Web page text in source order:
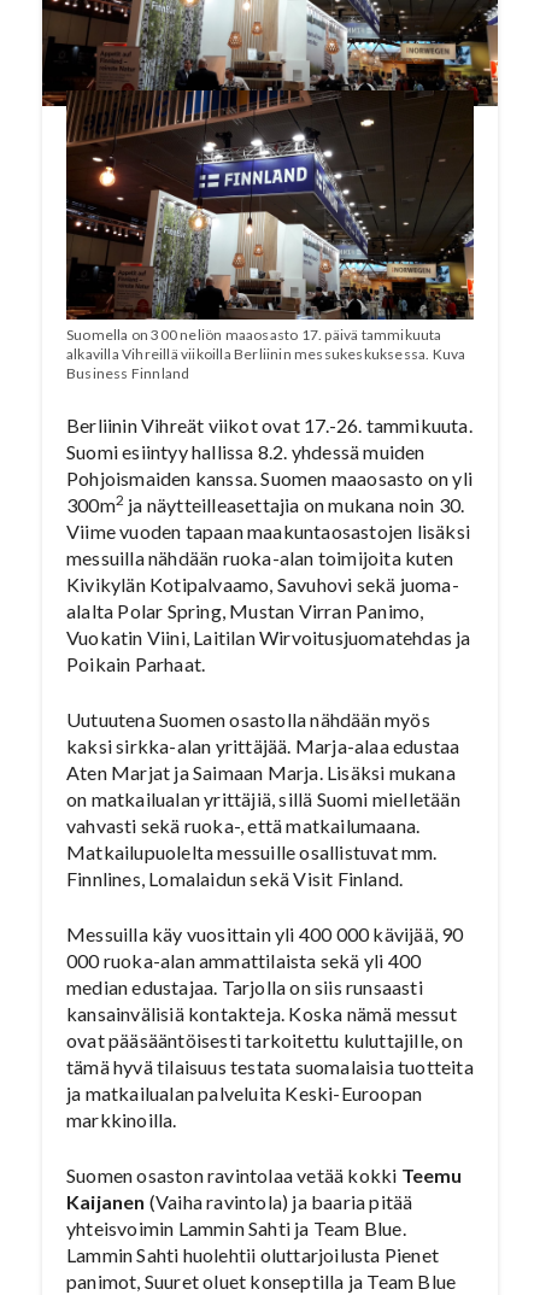
From Finland, Visit Finland, MTK, SLC sekä
Maa- ja Metsätalousministeriö.
Suomella on 300 neliön maaosasto 17. päivä tammikuuta
alkavilla Vihreillä viikoilla Berliinin messukeskuksessa. Kuva
Business Finnland
Berliinin Vihreät viikot ovat 17.-26. tammikuuta.
Suomi esiintyy hallissa 8.2. yhdessä muiden
Pohjoismaiden kanssa. Suomen maaosasto on yli
300m2 ja näytteilleasettajia on mukana noin 30.
Viime vuoden tapaan maakuntaosastojen lisäksi
messuilla nähdään ruoka-alan toimijoita kuten
Kivikylän Kotipalvaamo, Savuhovi sekä juoma-
alalta Polar Spring, Mustan Virran Panimo,
Vuokatin Viini, Laitilan Wirvoitusjuomatehdas ja
Poikain Parhaat.
Uutuutena Suomen osastolla nähdään myös
kaksi sirkka-alan yrittäjää. Marja-alaa edustaa
Aten Marjat ja Saimaan Marja. Lisäksi mukana
on matkailualan yrittäjiä, sillä Suomi mielletään
vahvasti sekä ruoka-, että matkailumaana.
Matkailupuolelta messuille osallistuvat mm.
Finnlines, Lomalaidun sekä Visit Finland.
Messuilla käy vuosittain yli 400 000 kävijää, 90
000 ruoka-alan ammattilaista sekä yli 400
median edustajaa. Tarjolla on siis runsaasti
kansainvälisiä kontakteja. Koska nämä messut
ovat pääsääntöisesti tarkoitettu kuluttajille, on
tämä hyvä tilaisuus testata suomalaisia tuotteita
ja matkailualan palveluita Keski-Euroopan
markkinoilla.
Suomen osaston ravintolaa vetää kokki Teemu
Kaijanen (Vaiha ravintola) ja baaria pitää
yhteisvoimin Lammin Sahti ja Team Blue.
Lammin Sahti huolehtii oluttarjoilusta Pienet
panimot, Suuret oluet konseptilla ja Team Blue